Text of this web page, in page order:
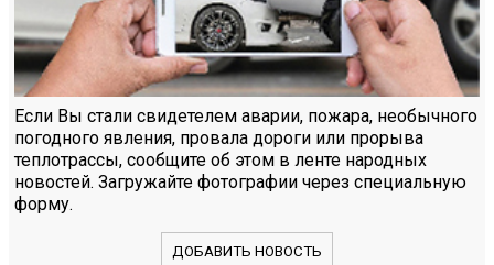
Если Вы стали свидетелем аварии, пожара, необычного
погодного явления, провала дороги или прорыва
теплотрассы, сообщите об этом в ленте народных
новостей. Загружайте фотографии через специальную
форму.
ДОБАВИТЬ НОВОСТЬ